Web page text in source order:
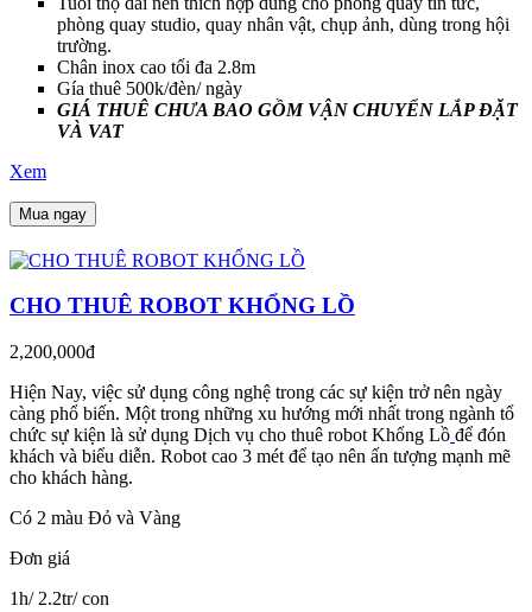
phòng quay studio, quay nhân vật, chụp ảnh, dùng trong hội
trường.
Chân inox cao tối đa 2.8m
Gía thuê 500k/đèn/ ngày
GIÁ THUÊ CHƯA BAO GỒM VẬN CHUYỂN LẮP ĐẶT
VÀ VAT
Xem
Mua ngay
CHO THUÊ ROBOT KHỔNG LỒ
2,200,000đ
Hiện Nay, việc sử dụng công nghệ trong các sự kiện trở nên ngày
càng phổ biến. Một trong những xu hướng mới nhất trong ngành tổ
chức sự kiện là sử dụng Dịch vụ cho thuê robot Khổng Lồ để đón
khách và biểu diễn. Robot cao 3 mét để tạo nên ấn tượng mạnh mẽ
cho khách hàng.
Có 2 màu Đỏ và Vàng
Đơn giá
1h/ 2.2tr/ con